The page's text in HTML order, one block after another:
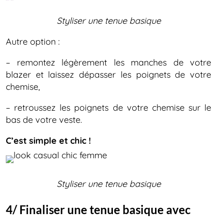
Styliser une tenue basique
Autre option :
– remontez légèrement les manches de votre
blazer et laissez dépasser les poignets de votre
chemise,
– retroussez les poignets de votre chemise sur le
bas de votre veste.
C’est simple et chic !
Styliser une tenue basique
4/ Finaliser une tenue basique avec